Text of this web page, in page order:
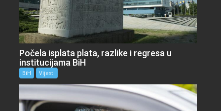
Počela isplata plata, razlike i regresa u
institucijama BiH
BiH Vijesti